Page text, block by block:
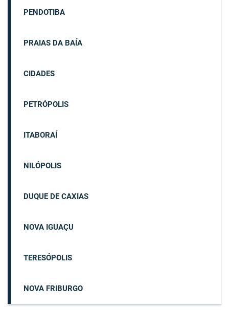
PENDOTIBA
PRAIAS DA BAÍA
CIDADES
PETRÓPOLIS
ITABORAÍ
NILÓPOLIS
DUQUE DE CAXIAS
NOVA IGUAÇU
TERESÓPOLIS
NOVA FRIBURGO